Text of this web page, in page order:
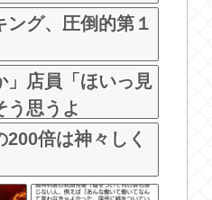
ング、圧倒的第１
」店員「ほいっ見
思うよ
倍は神々しく